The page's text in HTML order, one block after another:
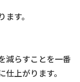
す。
減らすことを一番
上がります。